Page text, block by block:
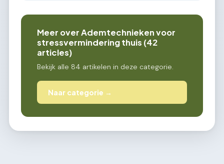
Meer over Ademtechnieken voor
stressvermindering thuis (42
articles)
Bekijk alle 84 artikelen in deze categorie.
Naar categorie →